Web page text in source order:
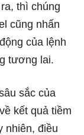
thì chúng
cũng nhấn
của lệnh
tương lai.
sắc của
kết quả tiềm
nhiên, điều